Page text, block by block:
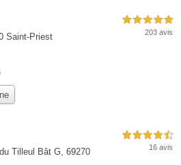
Saint-Priest
5,0 étoiles sur 5
203 avis
Tilleul Bât G, 69270
4,5 étoiles sur 5
16 avis